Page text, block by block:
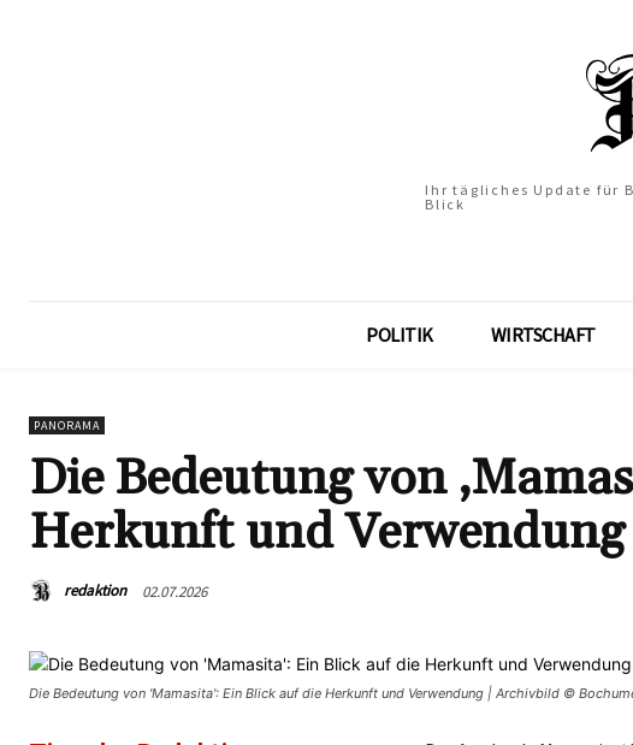
Ihr tägliches Update für
Blick
POLITIK WIRTSCHAFT
PANORAMA
Die Bedeutung von
Herkunft und Verwendung
redaktion 02.07.2026
Die Bedeutung von 'Mamasita': Ein Blick auf die Herkunft und Verwendung | Archivbild ©